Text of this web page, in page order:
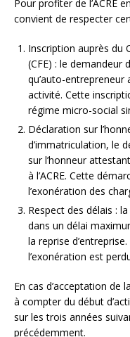
Pour profiter de l’ACRE
convient de respecter
Inscription auprès du
(CFE) : le demandeur
qu’auto-
activité. Cette
régime micro-social
Déclaration sur
d’immatriculation, le
sur l’honneur
à l’ACRE. Cette
l’exonération des
Respect des délais :
dans un délai
la reprise
l’exonération est
En cas d’acceptation de
à compter du début
sur les trois années
précédemment.